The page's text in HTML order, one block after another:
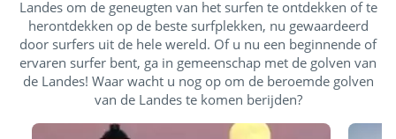
Landes om de geneugten van het surfen te ontdekken of te
herontdekken op de beste surfplekken, nu gewaardeerd
door surfers uit de hele wereld. Of u nu een beginnende of
ervaren surfer bent, ga in gemeenschap met de golven van
de Landes! Waar wacht u nog op om de beroemde golven
van de Landes te komen berijden?